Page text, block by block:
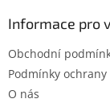
Informace pro
Obchodní
Podmínky
O nás